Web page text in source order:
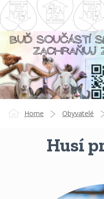
Home Obyvatelé
Husí princezny
Husí